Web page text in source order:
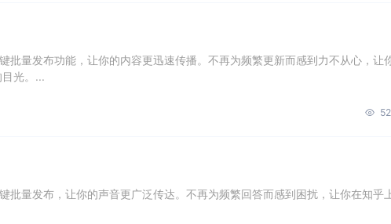
批量发布功能，让你的内容更迅速传播。不再为频繁更新而感到力不从心，让
光。...
批量发布，让你的声音更广泛传达。不再为频繁回答而感到困扰，让你在知乎